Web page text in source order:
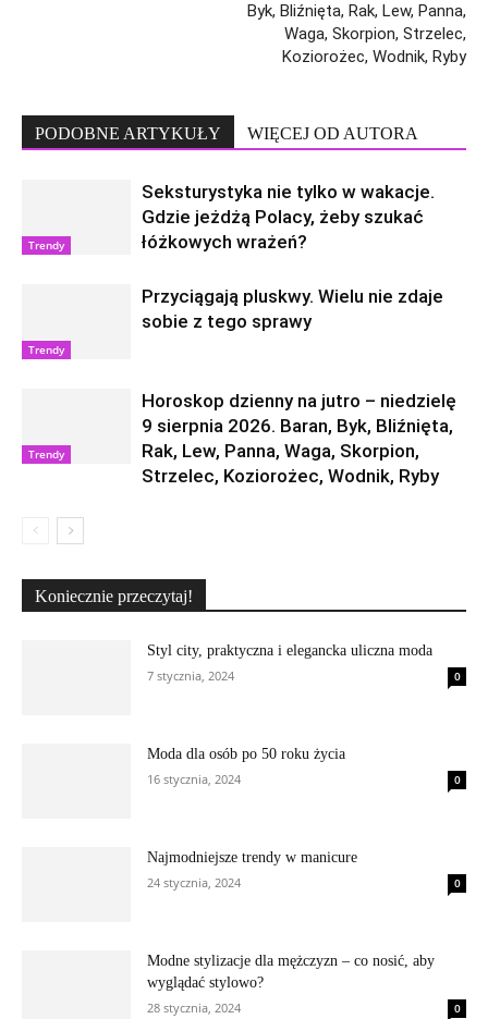
Byk, Bliźnięta, Rak, Lew, Panna,
Waga, Skorpion, Strzelec,
Koziorożec, Wodnik, Ryby
PODOBNE ARTYKUŁY WIĘCEJ OD AUTORA
Trendy
Seksturystyka nie tylko w wakacje.
Gdzie jeżdżą Polacy, żeby szukać
łóżkowych wrażeń?
Trendy
Przyciągają pluskwy. Wielu nie zdaje
sobie z tego sprawy
Trendy
Horoskop dzienny na jutro – niedzielę
9 sierpnia 2026. Baran, Byk, Bliźnięta,
Rak, Lew, Panna, Waga, Skorpion,
Strzelec, Koziorożec, Wodnik, Ryby
Koniecznie przeczytaj!
Styl city, praktyczna i elegancka uliczna moda
7 stycznia, 2024
0
Moda dla osób po 50 roku życia
16 stycznia, 2024
0
Najmodniejsze trendy w manicure
24 stycznia, 2024
0
Modne stylizacje dla mężczyzn – co nosić, aby
wyglądać stylowo?
28 stycznia, 2024
0